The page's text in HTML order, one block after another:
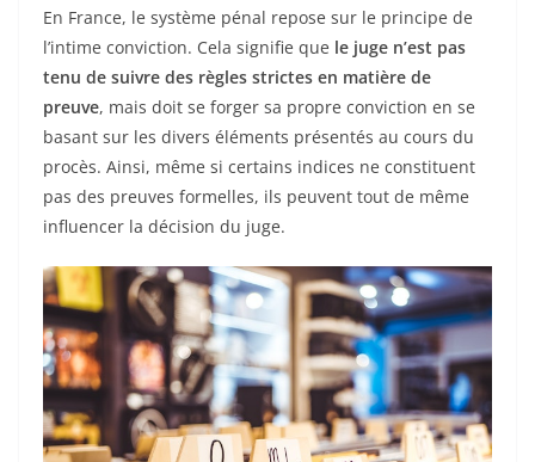
En France, le système pénal repose sur le principe de
l’intime conviction. Cela signifie que le juge n’est pas
tenu de suivre des règles strictes en matière de
preuve, mais doit se forger sa propre conviction en se
basant sur les divers éléments présentés au cours du
procès. Ainsi, même si certains indices ne constituent
pas des preuves formelles, ils peuvent tout de même
influencer la décision du juge.